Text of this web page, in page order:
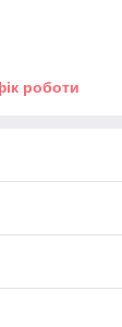
роботи